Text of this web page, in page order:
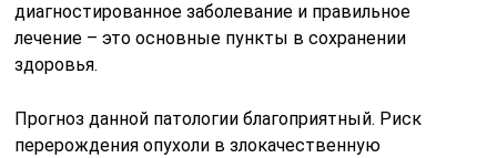
диагностированное заболевание и правильное
лечение – это основные пункты в сохранении
здоровья.
Прогноз данной патологии благоприятный. Риск
перерождения опухоли в злокачественную